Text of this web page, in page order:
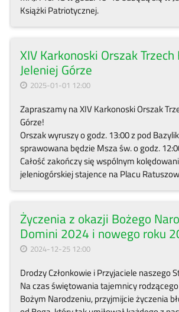
Książki Patriotycznej.
XIV Karkonoski Orszak
Jeleniej Górze
2025-01-01 12:00
Zapraszamy na XIV Karkonoski Orszak
Górze!
Orszak wyruszy o godz. 13:00 z pod
sprawowana będzie Msza św. o godz.
Całość zakończy się wspólnym
jeleniogórskiej stajence na Placu
Życzenia z okazji Bożego
Domini 2024 i nowego roku
2024-12-25 12:00
Drodzy Członkowie i Przyjaciele naszego
Na czas świętowania tajemnicy
Bożym Narodzeniu, przyjmijcie życzenia